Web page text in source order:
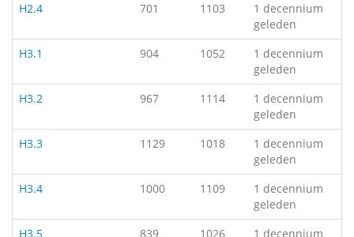
H2.4
701 1103
1 decennium
geleden
H3.1
904 1052
1 decennium
geleden
H3.2
967 1114
1 decennium
geleden
H3.3
1129 1018
1 decennium
geleden
H3.4
1000 1109
1 decennium
geleden
H3.5
839 1026
1 decennium